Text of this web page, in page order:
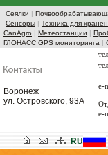
Сеялки |
Сенсоры | Техника для
CanAgro | Метеостанции |
ГЛОНАСС GPS мониторинга |
Воронеж
ул. Островского, 93А
e-
e-
RU